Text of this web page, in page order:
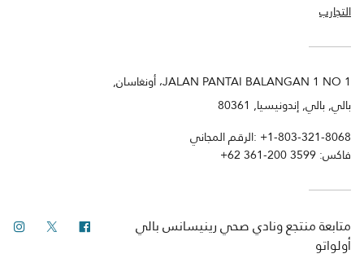
التجارب
JALAN PANTAI BALANGAN 1 NO 1، أونغاسان,
بالي, بالي, إندونيسيا, 80361
الرقم المجاني: +1-803-321-8068
فاكس:+62 361-200 3599
متابعةمنتجع ونادي صحي رينيسانس بالي
أولواتو
فيس بوكتويتر